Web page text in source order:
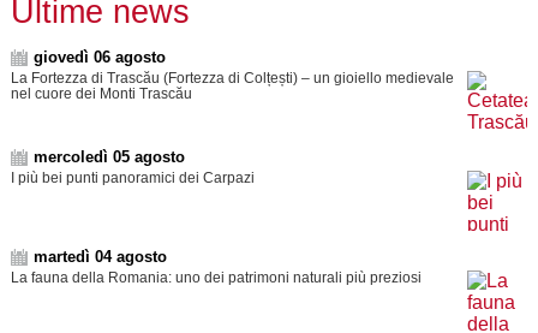
Ultime news
giovedì 06 agosto
La Fortezza di Trascău (Fortezza di Colțești) – un gioiello medievale
nel cuore dei Monti Trascău
mercoledì 05 agosto
I più bei punti panoramici dei Carpazi
martedì 04 agosto
La fauna della Romania: uno dei patrimoni naturali più preziosi